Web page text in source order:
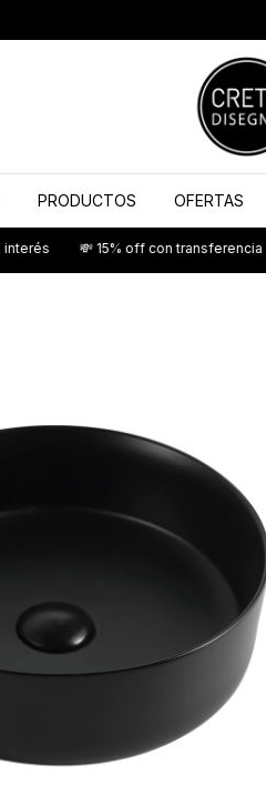
PRODUCTOS OFERTAS
💸 15% off con transferencia 📦